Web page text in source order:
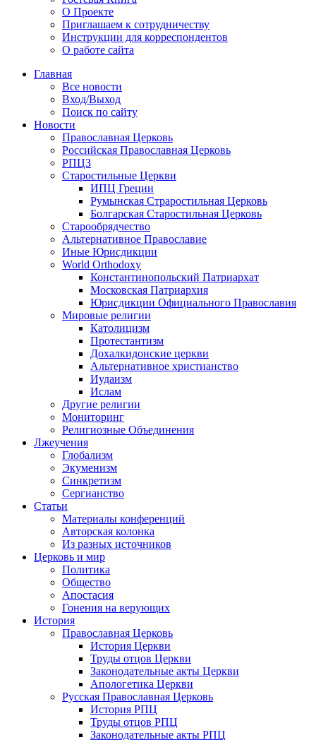
О Проекте
Приглашаем к сотрудничеству
Инструкции для корреспондентов
О работе сайта
Главная
Все новости
Вход/Выход
Поиск по сайту
Новости
Православная Церковь
Российская Православная Церковь
РПЦЗ
Старостильные Церкви
ИПЦ Греции
Румынская Страростильная Церковь
Болгарская Старостильная Церковь
Старообрядчество
Альтернативное Православие
Иные Юрисдикции
World Orthodoxy
Константинопольский Патриархат
Московская Патриархия
Юрисдикции Официального Православия
Мировые религии
Католицизм
Протестантизм
Дохалкидонские церкви
Альтернативное христианство
Иудаизм
Ислам
Другие религии
Мониторинг
Религиозные Объединения
Лжеучения
Глобализм
Экуменизм
Синкретизм
Сергианство
Статьи
Материалы конференций
Авторская колонка
Из разных источников
Церковь и мир
Политика
Общество
Апостасия
Гонения на верующих
История
Православная Церковь
История Церкви
Труды отцов Церкви
Законодательные акты Церкви
Апологетика Церкви
Русская Православная Церковь
История РПЦ
Труды отцов РПЦ
Законодательные акты РПЦ